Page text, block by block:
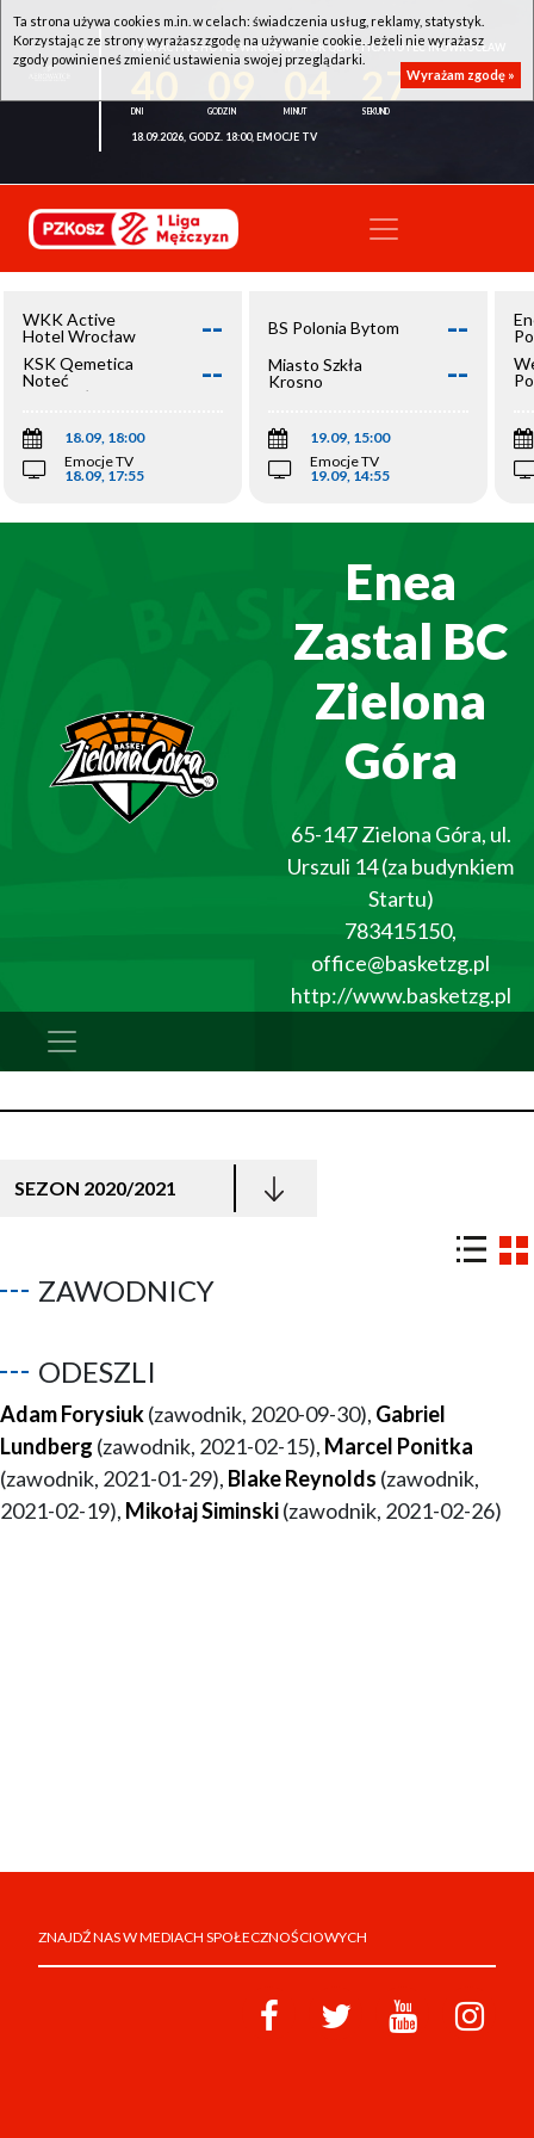
WKK ACTIVE HOTEL WROCŁAW - KSK QEMETICA NOTEĆ INOWROCŁAW
27
18.09.2026, GODZ. 18:00, EMOCJE TV
WKK Active
Hotel Wrocław
--
KSK Qemetica
Noteć
Inowrocław
--
18.09, 18:00
Emocje TV
18.09, 17:55
BS Polonia Bytom --
Miasto Szkła
Krosno
--
19.09, 15:00
Emocje TV
19.09, 14:55
Enea
Zastal BC
Zielona
Góra
65-147 Zielona Góra, ul.
Urszuli 14 (za budynkiem
Startu)
783415150,
office@basketzg.pl
http://www.basketzg.pl
SEZON 2020/2021
ZAWODNICY
ODESZLI
Adam Forysiuk(zawodnik, 2020-09-30), Gabriel
Lundberg (zawodnik, 2021-02-15), Marcel Ponitka
(zawodnik, 2021-01-29), Blake Reynolds (zawodnik,
2021-02-19), Mikołaj Siminski(zawodnik, 2021-02-26)
ZNAJDŹ NAS W MEDIACH SPOŁECZNOŚCIOWYCH
Ta strona używa cookies m.in. w celach: świadczenia usług, reklamy, statystyk.
Korzystając ze strony wyrażasz zgodę na używanie cookie. Jeżeli nie wyrażasz
zgody powinieneś zmienić ustawienia swojej przeglądarki.
Wyrażam zgodę »